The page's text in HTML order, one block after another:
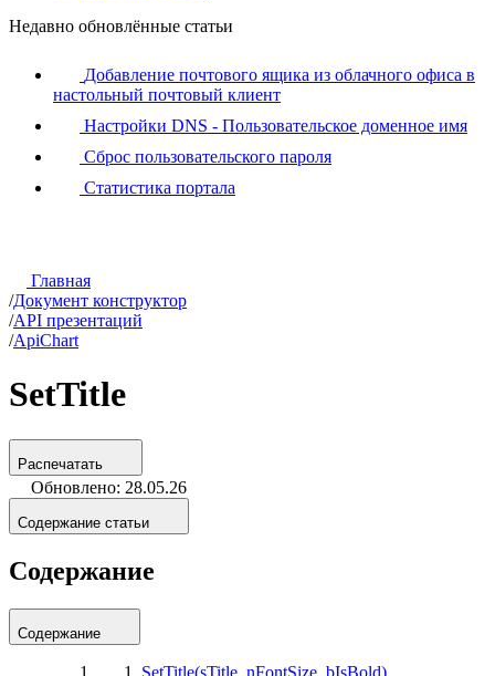
Недавно обновлённые статьи
Добавление почтового ящика из облачного офиса в
настольный почтовый клиент
Настройки DNS - Пользовательское доменное имя
Сброс пользовательского пароля
Статистика портала
Главная
/Документ конструктор
/API презентаций
/ApiChart
SetTitle
Распечатать
Обновлено: 28.05.26
Содержание статьи
Содержание
Содержание
SetTitle(sTitle, nFontSize, bIsBold)